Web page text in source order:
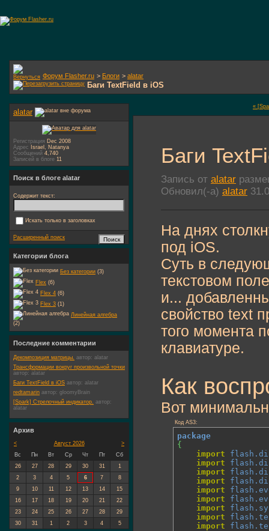
Форум Flasher.ru > Блоги > alatar
Баги TextField в iOS
«
Баги
Запись от alatar
Обновил(-а) alatar
На днях
под iOS.
Суть в
текстовом
и...
свойство text
того момента
клавиатуре.
Как
Вот
Код AS3:
package
{
import
import
import
import
import
import
import
import
import
alatar
Регистрация Dec 2008
Адрес Israel, Natanya
Сообщений 4,740
Записей в блоге 11
Поиск в блоге alatar
Содержит текст:
Искать только в заголовках
Расширенный поиск
Категории блога
Без категории (3)
Flex (6)
Flex 4 (6)
Flex 3 (1)
Линейная алгебра
(2)
Последние комментарии
Декомпозиция матрицы. автор: alatar
Трансформации вокруг произвольной точки
автор: alatar
Баги TextField в iOS автор: alatar
redtamarin автор: gloomyBrain
[Spark] Стрелочный индикатор. автор:
alatar
Архив
< >
Август 2026
Вс
Пн Вт Ср Чт Пт
Сб
26
27 28 29 30 31
1
2
3 4 5 6 7
8
9
10 11 12 13 14
15
16
17 18 19 20 21
22
23
24 25 26 27 28
29
30
31 1 2 3 4 5